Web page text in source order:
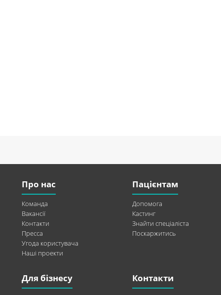
Про нас
Команда
Вакансії
Контакти
Пресса
Угода користувача
Наші проекти
Пацієнтам
Допомога
Кастинг
Знайти спеціаліста
Поскаржитись
Для бізнесу Контакти